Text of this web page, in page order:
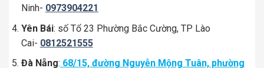
Ninh- 0973904221
Yên Bái: số Tổ 23 Phường Bắc Cường, TP Lào
Cai- 0812521555
Đà Nẵng: 68/15, đường Nguyễn Mộng Tuân, phường